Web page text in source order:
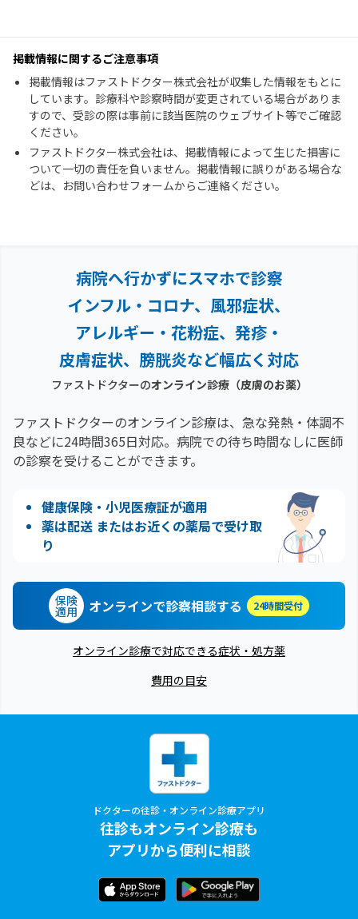
掲載情報に関するご注意事項
掲載情報はファストドクター株式会社が収集した情報をもとに
しています。診療科や診察時間が変更されている場合がありま
すので、受診の際は事前に該当医院のウェブサイト等でご確認
ください。
ファストドクター株式会社は、掲載情報によって生じた損害に
ついて一切の責任を負いません。掲載情報に誤りがある場合な
どは、お問い合わせフォームからご連絡ください。
病院へ行かずにスマホで診察
インフル・コロナ、風邪症状、
アレルギー・花粉症、 発疹・
皮膚症状、膀胱炎など幅広く対応
ファストドクターのオンライン診療（皮膚のお薬）
ファストドクターのオンライン診療は、急な発熱・体調不
良などに24時間365日対応。 病院での待ち時間なしに医師
の診察を受けることができます。
健康保険・小児医療証が適用
薬は配送 またはお近くの薬局で受け取
り
保険
適用 オンラインで診察相談する 24時間受付
オンライン診療で対応できる症状・処方薬
費用の目安
ドクターの往診・オンライン診療アプリ
往診もオンライン診療も
アプリから便利に相談